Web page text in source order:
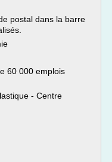
postal dans la barre
60 000 emplois
- Centre